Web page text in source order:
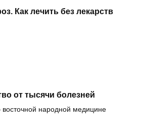
Как лечить без лекарств
от тысячи болезней
народной медицине